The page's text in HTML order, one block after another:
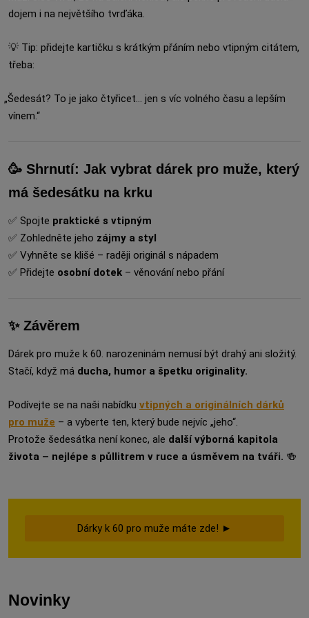
dojem i na největšího tvrďáka.
💡 Tip: přidejte kartičku s krátkým přáním nebo vtipným citátem,
třeba:
„Šedesát? To je jako čtyřicet… jen s víc volného času a lepším
vínem.“
🥳 Shrnutí: Jak vybrat dárek pro muže, který
má šedesátku na krku
✅ Spojte praktické s vtipným
✅ Zohledněte jeho zájmy a styl
✅ Vyhněte se klišé – raději originál s nápadem
✅ Přidejte osobní dotek – věnování nebo přání
✨ Závěrem
Dárek pro muže k 60. narozeninám nemusí být drahý ani složitý.
Stačí, když má ducha, humor a špetku originality.
Podívejte se na naši nabídku vtipných a originálních dárků
pro muže – a vyberte ten, který bude nejvíc „jeho“.
Protože šedesátka není konec, ale další výborná kapitola
života – nejlépe s půllitrem v ruce a úsměvem na tváři. 🍻
Dárky k 60 pro muže máte zde! ►
Novinky